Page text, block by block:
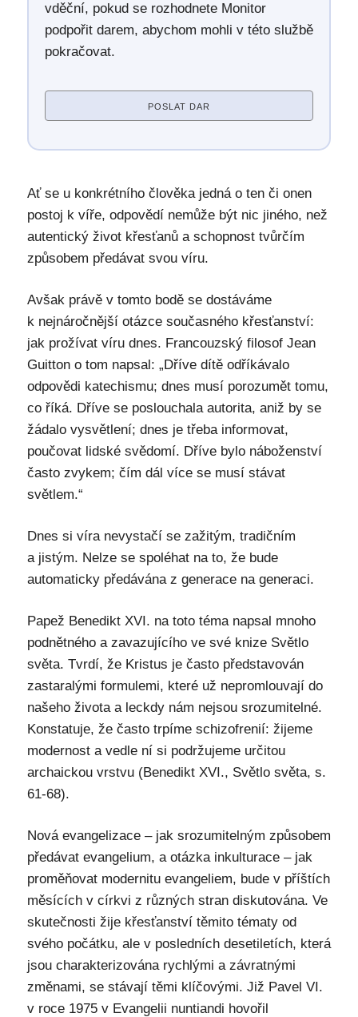
vděční, pokud se rozhodnete Monitor
podpořit darem, abychom mohli v této službě
pokračovat.
POSLAT DAR
Ať se u konkrétního člověka jedná o ten či onen
postoj k víře, odpovědí nemůže být nic jiného, než
autentický život křesťanů a schopnost tvůrčím
způsobem předávat svou víru.
Avšak právě v tomto bodě se dostáváme
k nejnáročnější otázce současného křesťanství:
jak prožívat víru dnes. Francouzský filosof Jean
Guitton o tom napsal: „Dříve dítě odříkávalo
odpovědi katechismu; dnes musí porozumět tomu,
co říká. Dříve se poslouchala autorita, aniž by se
žádalo vysvětlení; dnes je třeba informovat,
poučovat lidské svědomí. Dříve bylo náboženství
často zvykem; čím dál více se musí stávat
světlem.“
Dnes si víra nevystačí se zažitým, tradičním
a jistým. Nelze se spoléhat na to, že bude
automaticky předávána z generace na generaci.
Papež Benedikt XVI. na toto téma napsal mnoho
podnětného a zavazujícího ve své knize Světlo
světa. Tvrdí, že Kristus je často představován
zastaralými formulemi, které už nepromlouvají do
našeho života a leckdy nám nejsou srozumitelné.
Konstatuje, že často trpíme schizofrenií: žijeme
modernost a vedle ní si podržujeme určitou
archaickou vrstvu (Benedikt XVI., Světlo světa, s.
61-68).
Nová evangelizace – jak srozumitelným způsobem
předávat evangelium, a otázka inkulturace – jak
proměňovat modernitu evangeliem, bude v příštích
měsících v církvi z různých stran diskutována. Ve
skutečnosti žije křesťanství těmito tématy od
svého počátku, ale v posledních desetiletích, která
jsou charakterizována rychlými a závratnými
změnami, se stávají těmi klíčovými. Již Pavel VI.
v roce 1975 v Evangelii nuntiandi hovořil